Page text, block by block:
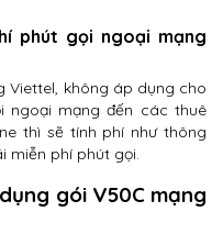
phút gọi ngoại mạng
Viettel, không áp dụng cho
ngoại mạng đến các thuê
thì sẽ tính phí như thông
miễn phí phút gọi.
gói V50C mạng